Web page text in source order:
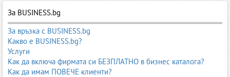
За BUSINESS.bg
За връзка с BUSINESS.bg
Какво е BUSINESS.bg?
Услуги
Как да включа фирмата си БЕЗПЛАТНО в бизнес каталога?
Как да имам ПОВЕЧЕ клиенти?